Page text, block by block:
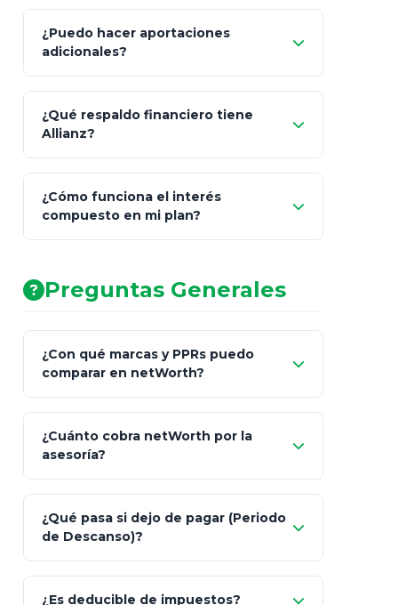
100% a tus
beneficiarios designados
¿Puedo hacer aportaciones
adicionales?
¿Qué respaldo financiero tiene
Allianz?
AA (Muy Fuerte)
¿Cómo funciona el interés
compuesto en mi plan?
Preguntas Generales
¿Con qué marcas y PPRs puedo
comparar en netWorth?
¿Cuánto cobra netWorth por la
asesoría?
¿Qué pasa si dejo de pagar (Periodo
de Descanso)?
¿Es deducible de impuestos?